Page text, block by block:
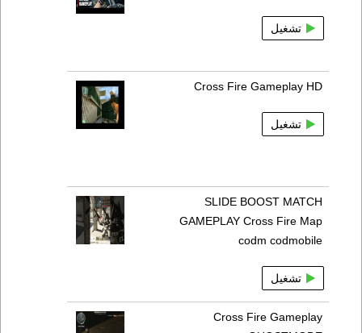
تشغيل
Cross Fire Gameplay HD
تشغيل
SLIDE BOOST MATCH
GAMEPLAY Cross Fire Map
codm codmobile
تشغيل
Cross Fire Gameplay